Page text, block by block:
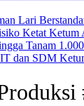
Ketum